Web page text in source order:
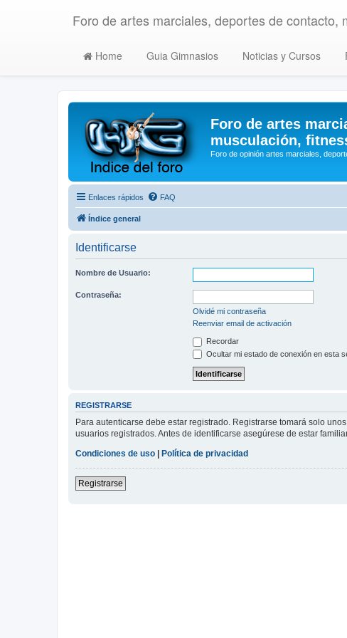
Foro de artes marciales, deportes de contacto,
Home Guia Gimnasios Noticias y Cursos
Foro de artes
musculación,
Foro de opinión artes marciales,
Enlaces rápidos FAQ
Índice general
Identificarse
Nombre de Usuario:
Contraseña:
Olvidé mi contraseña
Reenviar email de activación
Recordar
Ocultar mi estado de conexión en esta
REGISTRARSE
Para autenticarse debe estar registrado. Registrarse tomará solo
usuarios registrados. Antes de identificarse asegúrese de estar
Condiciones de uso | Política de privacidad
Registrarse